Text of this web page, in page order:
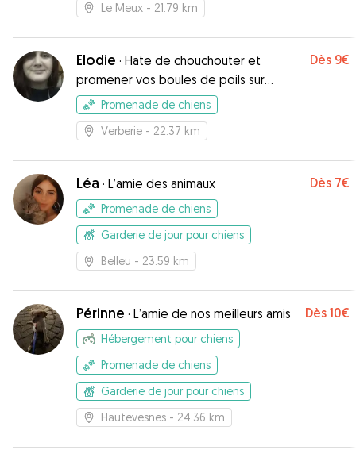
Le Meux - 21.79 km
Elodie · Hate de chouchouter et
promener vos boules de poils sur
pattes ^-^
Dès 9€
Promenade de chiens
Verberie - 22.37 km
Léa · L’amie des animaux Dès 7€
Promenade de chiens
Garderie de jour pour chiens
Belleu - 23.59 km
Périnne · L’amie de nos meilleurs amis Dès 10€
Hébergement pour chiens
Promenade de chiens
Garderie de jour pour chiens
Hautevesnes - 24.36 km